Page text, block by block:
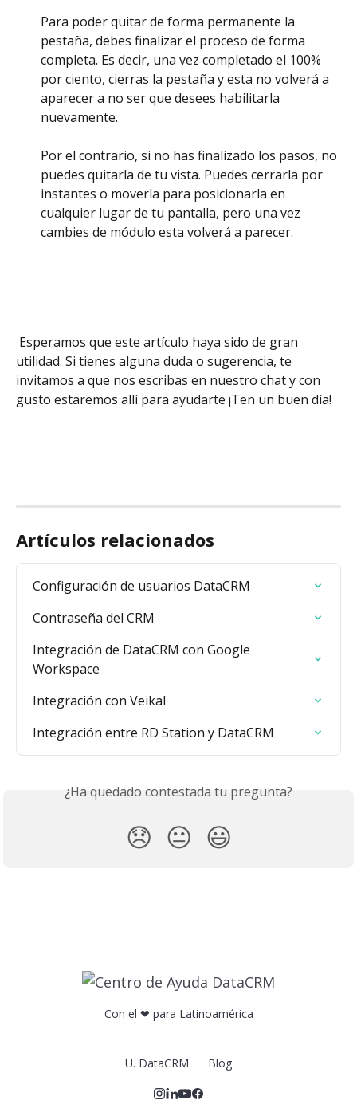
Para poder quitar de forma permanente la
pestaña, debes finalizar el proceso de forma
completa. Es decir, una vez completado el 100%
por ciento, cierras la pestaña y esta no volverá a
aparecer a no ser que desees habilitarla
nuevamente.
Por el contrario, si no has finalizado los pasos, no
puedes quitarla de tu vista. Puedes cerrarla por
instantes o moverla para posicionarla en
cualquier lugar de tu pantalla, pero una vez
cambies de módulo esta volverá a parecer.
utilidad. Si tienes alguna duda o sugerencia, te
invitamos a que nos escribas en nuestro chat y con
gusto estaremos allí para ayudarte ¡Ten un buen día!
Artículos relacionados
Configuración de usuarios DataCRM
Contraseña del CRM
Integración de DataCRM con Google
Workspace
Integración con Veikal
Integración entre RD Station y DataCRM
¿Ha quedado contestada tu pregunta?
😞 😐 😃
Con el ❤ para Latinoamérica
U. DataCRM Blog